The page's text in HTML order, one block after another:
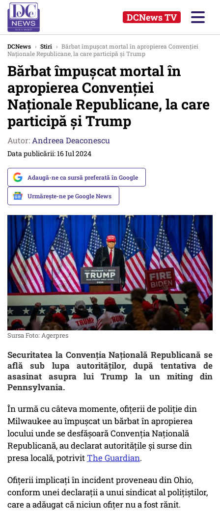
DCNews TV
DCNews › Stiri › Bărbat împușcat mortal în apropierea Convenției
Naționale Republicane, la care participă și Trump
Bărbat împușcat mortal în
apropierea Convenției
Naționale Republicane, la care
participă și Trump
Autor: Andreea Deaconescu
Data publicării: 16 Iul 2024
Adaugă-ne ca sursă preferată în Google
Urmărește-ne pe Google News
Sursa Foto: Agerpres
Securitatea la Convenția Națională Republicană se
află sub lupa autorităților, după tentativa de
asasinat asupra lui Trump la un miting din
Pennsylvania.
În urmă cu câteva momente, ofițerii de poliție din
Milwaukee au împușcat un bărbat în apropierea
locului unde se desfășoară Convenția Națională
Republicană, au declarat autoritățile și surse din
presa locală, potrivitThe Guardian.
Ofițerii implicați în incident proveneau din Ohio,
conform unei declarații a unui sindicat al polițiștilor,
care a adăugat că niciun ofițer nu a fost rănit.